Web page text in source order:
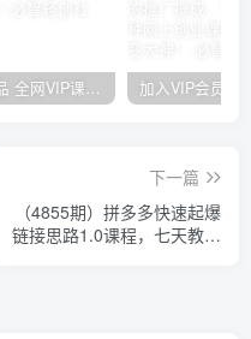
官方正品 全网VIP课程 无损下载~
下一篇
（4855期）拼多多快速起爆
链接思路1.0课程，七天教你